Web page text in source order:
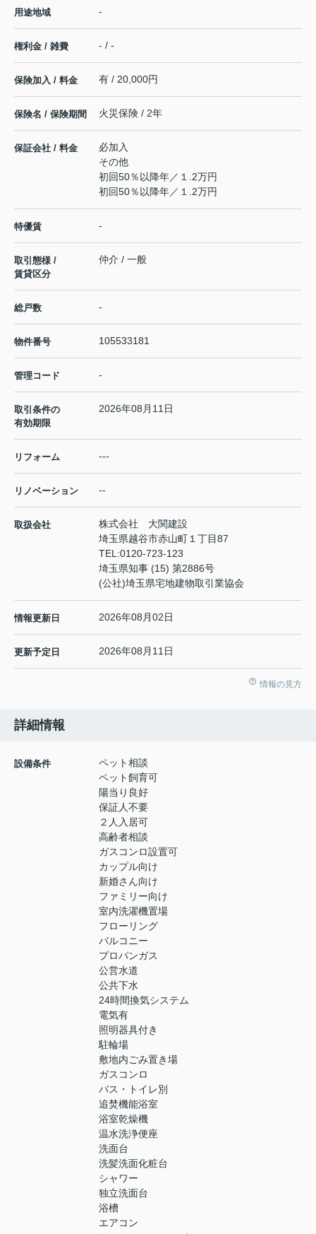
用途地域 -
権利金 / 雑費 - / -
保険加入 / 料金 有 / 20,000円
保険名 / 保険期間 火災保険 / 2年
保証会社 / 料金
必加入
その他
初回50％以降年／１.2万円
初回50％以降年／１.2万円
特優賃 -
取引態様 /
賃貸区分
仲介 / 一般
総戸数 -
物件番号 105533181
管理コード -
取引条件の
有効期限
2026年08月11日
リフォーム ---
リノベーション --
取扱会社
株式会社 大関建設
埼玉県越谷市赤山町１丁目87
TEL:0120-723-123
埼玉県知事 (15) 第2886号
(公社)埼玉県宅地建物取引業協会
情報更新日 2026年08月02日
更新予定日 2026年08月11日
情報の見方
詳細情報
設備条件
ペット相談
ペット飼育可
陽当り良好
保証人不要
２人入居可
高齢者相談
ガスコンロ設置可
カップル向け
新婚さん向け
ファミリー向け
室内洗濯機置場
フローリング
バルコニー
プロパンガス
公営水道
公共下水
24時間換気システム
電気有
照明器具付き
駐輪場
敷地内ごみ置き場
ガスコンロ
バス・トイレ別
追焚機能浴室
浴室乾燥機
温水洗浄便座
洗面台
洗髪洗面化粧台
シャワー
独立洗面台
浴槽
エアコン